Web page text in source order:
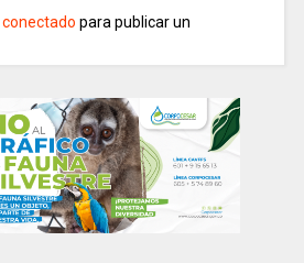
conectado para publicar un